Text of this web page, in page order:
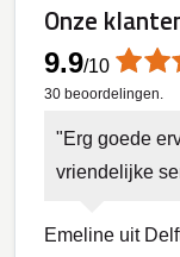
Onze
9.9/10
30 beoordelingen.
Erg goede
vriendelijke
Emeline uit